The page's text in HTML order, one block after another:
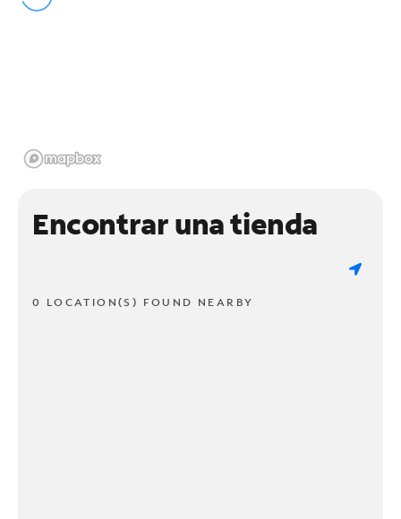
Encontrar una tienda
0 LOCATION(S) FOUND NEARBY